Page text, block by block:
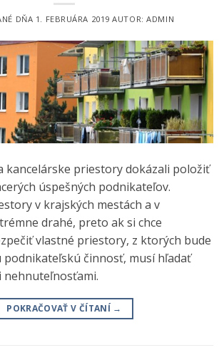
DŇA 1. FEBRUÁRA 2019 AUTOR:ADMIN
kancelárske priestory dokázali položiť
úspešných podnikateľov.
v krajských mestách a v
drahé, preto ak si chce
vlastné priestory, z ktorých bude
podnikateľskú činnosť, musí hľadať
nehnuteľnosťami.
POKRAČOVAŤ V ČÍTANÍ →